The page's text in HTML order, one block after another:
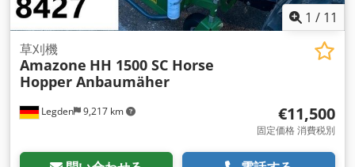
1 / 11
Legden 9,217 km
草刈機
Amazone HH 1500 SC Horse
Hopper Anbaumäher
€11,500
固定価格 消費税別